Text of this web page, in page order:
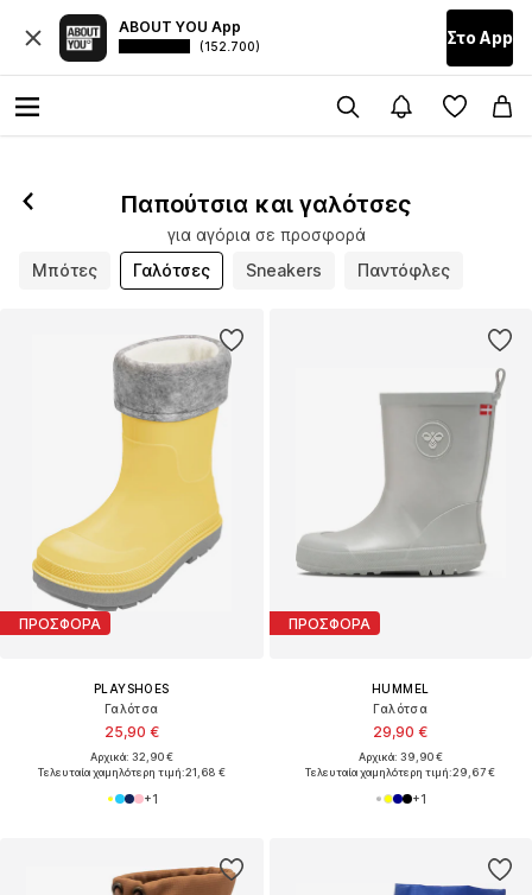
ABOUT YOU App
(152.700) Στο Αpp
Παπούτσια και γαλότσες
για αγόρια σε προσφορά
Μπότες
Γαλότσες Sneakers Παντόφλες
ΠΡΟΣΦΟΡΑ
PLAYSHOES
Γαλότσα
25,90 €
Αρχικά: 32,90 €
Τελευταία χαμηλότερη τιμή:21,68 €
+1
ΠΡΟΣΦΟΡΑ
HUMMEL
Γαλότσα
29,90 €
Αρχικά: 39,90 €
Τελευταία χαμηλότερη τιμή:29,67 €
+1